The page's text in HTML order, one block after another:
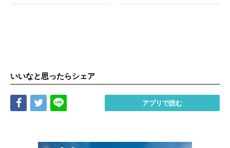
いいなと思ったらシェア
Share Tweet アプリで読む